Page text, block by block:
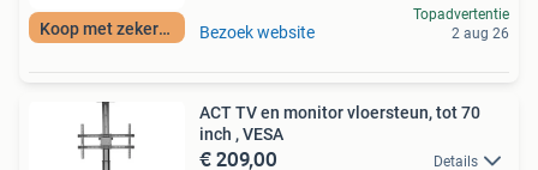
Koop met zekerheid Bezoek website
Topadvertentie
2 aug 26
ACT TV en monitor vloersteun, tot 70
inch , VESA
€ 209,00 Details